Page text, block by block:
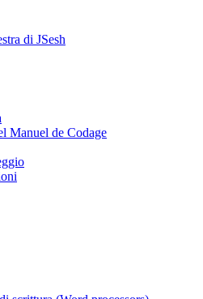
di JSesh
Manuel de Codage